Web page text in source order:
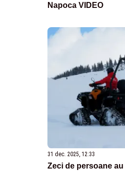
Napoca VIDEO
31 dec. 2025, 12:33
Zeci de persoane